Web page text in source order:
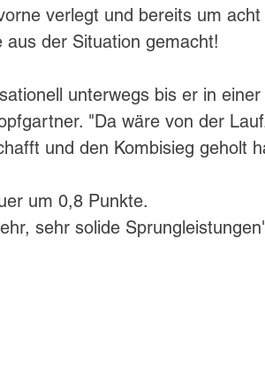
verlegt und bereits um acht
der Situation gemacht!
unterwegs bis er in einer
"Da wäre von der
und den Kombisieg geholt
um 0,8 Punkte.
sehr solide